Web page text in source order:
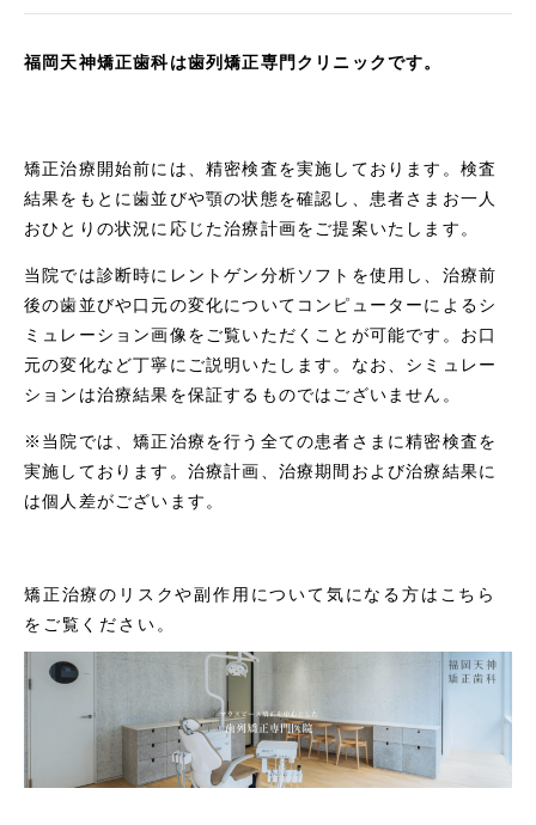
福岡天神矯正歯科は歯列矯正専門クリニックです。
矯正治療開始前には、精密検査を実施しております。検査
結果をもとに歯並びや顎の状態を確認し、患者さまお一人
おひとりの状況に応じた治療計画をご提案いたします。
当院では診断時にレントゲン分析ソフトを使用し、治療前
後の歯並びや口元の変化についてコンピューターによるシ
ミュレーション画像をご覧いただくことが可能です。お口
元の変化など丁寧にご説明いたします。なお、シミュレー
ションは治療結果を保証するものではございません。
※当院では、矯正治療を行う全ての患者さまに精密検査を
実施しております。治療計画、治療期間および治療結果に
は個人差がございます。
矯正治療のリスクや副作用について気になる方はこちら
をご覧ください。